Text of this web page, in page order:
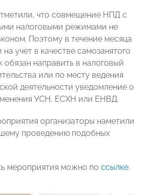
что совмещение НПД с
налоговыми режимами не
Поэтому в течение месяца
учет в качестве самозанятого
обязан направить в налоговый
или по месту ведения
деятельности уведомление о
УСН, ЕСХН или ЕНВД.
организаторы наметили
проведению подобных
мероприятия можно по ссылке.